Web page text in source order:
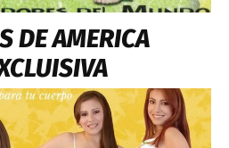
DE AMERICA